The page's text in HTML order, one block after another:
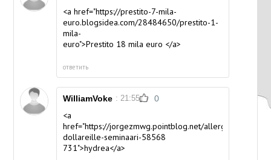
<a href="https://prestito-7-mila-
euro.blogsidea.com/28484650/prestito-1-
mila-
euro">Prestito 18 mila euro </a>
ответить
WilliamVoke : 21:55 0
<a
href="https://jorgezmwg.pointblog.net/allergia-
dollareille-seminaari-58568
731">hydrea</a>